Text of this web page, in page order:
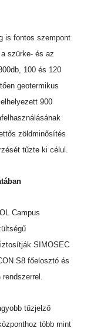
is fontos szempont
szürke- és az
100 és 120
geotermikus
900
zöldminősítés
tűzte ki célul.
Campus
SIMOSEC
S8 főelosztó és
tűzjelző
több mint